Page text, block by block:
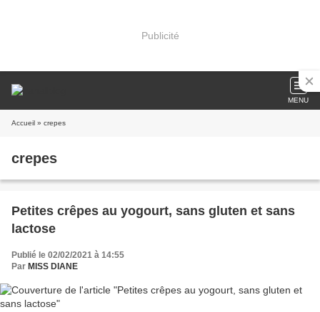
Publicité
MENU
Accueil » crepes
crepes
Petites crêpes au yogourt, sans gluten et sans
lactose
Publié le 02/02/2021 à 14:55
Par MISS DIANE